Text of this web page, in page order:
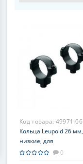
Код товара: 49971-06
Кольца Leupold 26 мм,
низкие, для
быстросъемного
0